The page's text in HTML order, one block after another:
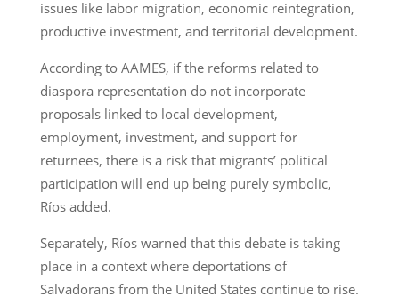
issues like labor migration, economic reintegration,
productive investment, and territorial development.
According to AAMES, if the reforms related to
diaspora representation do not incorporate
proposals linked to local development,
employment, investment, and support for
returnees, there is a risk that migrants’ political
participation will end up being purely symbolic,
Ríos added.
Separately, Ríos warned that this debate is taking
place in a context where deportations of
Salvadorans from the United States continue to rise.